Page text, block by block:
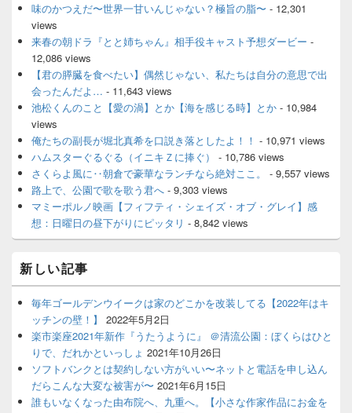
味のかつえだ〜世界一甘いんじゃない？極旨の脂〜 - 12,301
views
来春の朝ドラ『とと姉ちゃん』相手役キャスト予想ダービー -
12,086 views
【君の膵臓を食べたい】偶然じゃない、私たちは自分の意思で出
会ったんだよ… - 11,643 views
池松くんのこと【愛の渦】とか【海を感じる時】とか - 10,984
views
俺たちの副長が堀北真希を口説き落としたよ！！ - 10,971 views
ハムスターぐるぐる（イニキＺに捧ぐ）
- 10,786 views
さくらよ風に‥朝倉で豪華なランチなら絶対ここ。
- 9,557 views
路上で、公園で歌を歌う君へ - 9,303 views
マミーポルノ映画【フィフティ・シェイズ・オブ・グレイ】感
想：日曜日の昼下がりにピッタリ - 8,842 views
新しい記事
毎年ゴールデンウイークは家のどこかを改装してる【2022年はキ
ッチンの壁！】
2022年5月2日
楽市楽座2021年新作『うたうように』 ＠清流公園：ぼくらはひと
りで、だれかといっしょ 2021年10月26日
ソフトバンクとは契約しない方がいい〜ネットと電話を申し込ん
だらこんな大変な被害が〜 2021年6月15日
誰もいなくなった由布院へ、九重へ。【小さな作家作品にお金を